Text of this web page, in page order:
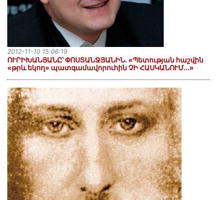
ՈՒՐԻԽԱՆՅԱՆԸ՝ ՓՈՍՏԱՆՋՅԱՆԻՆ. «Պետության հաշվին
«թրև եկող» պատգամավորուհին ՉԻ ՀԱՍԿԱՆՈՒՄ...»
2012-11-10 15:06:19